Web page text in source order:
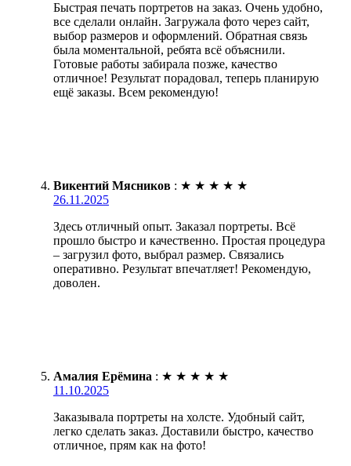
Быстрая печать портретов на заказ. Очень удобно,
все сделали онлайн. Загружала фото через сайт,
выбор размеров и оформлений. Обратная связь
была моментальной, ребята всё объяснили.
Готовые работы забирала позже, качество
отличное! Результат порадовал, теперь планирую
ещё заказы. Всем рекомендую!
Викентий Мясников : ★ ★ ★ ★ ★
26.11.2025
Здесь отличный опыт. Заказал портреты. Всё
прошло быстро и качественно. Простая процедура
– загрузил фото, выбрал размер. Связались
оперативно. Результат впечатляет! Рекомендую,
доволен.
Амалия Ерёмина : ★ ★ ★ ★ ★
11.10.2025
Заказывала портреты на холсте. Удобный сайт,
легко сделать заказ. Доставили быстро, качество
отличное, прям как на фото!